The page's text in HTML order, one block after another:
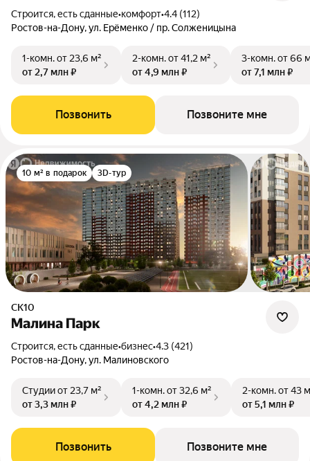
Строится, есть сданные•комфорт•4.4 (112)
Ростов-на-Дону, ул. Ерёменко / пр. Солженицына
1-комн.от 23,6 м²
от 2,7 млн ₽
2-комн.от 41,2 м²
от 4,9 млн ₽
3-комн.от 66
от 7,1 млн ₽
Позвонить Позвоните мне
10 м² в подарок 3D-тур
СК10
Малина Парк
Строится, есть сданные•бизнес•4.3 (421)
Ростов-на-Дону, ул. Малиновского
Студииот 23,7 м²
от 3,3 млн ₽
1-комн.от 32,6 м²
от 4,2 млн ₽
2-комн.от 43
от 5,1 млн ₽
Позвонить Позвоните мне